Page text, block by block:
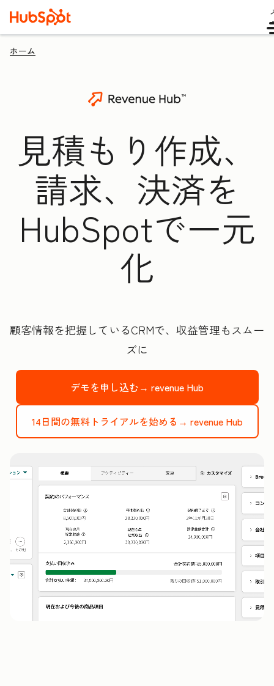
ホーム
見積もり作成、
請求、決済を
HubSpotで一元
化
顧客情報を把握しているCRMで、収益管理もスムー
ズに
デモを申し込む→ revenue Hub
14日間の無料トライアルを始める→ revenue Hub